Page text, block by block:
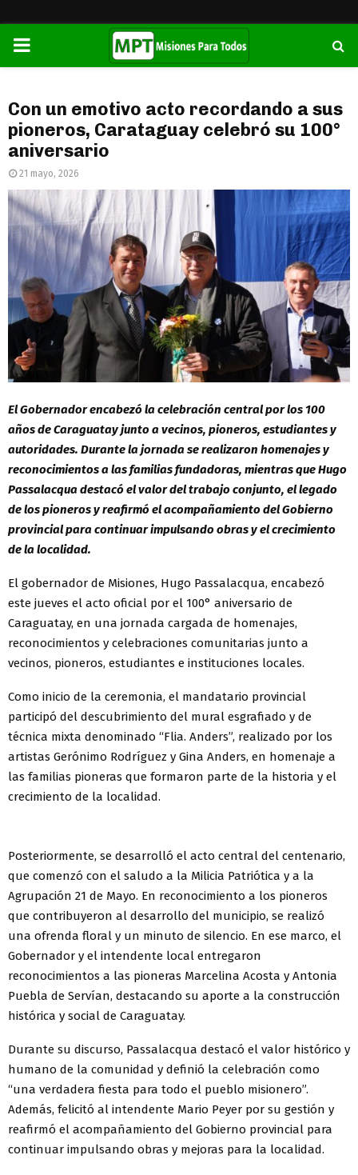
PRIMARY
Con un emotivo acto recordando a sus
pioneros, Carataguay celebró su 100°
aniversario
21 mayo, 2026
El Gobernador encabezó la celebración central por los 100
años de Caraguatay junto a vecinos, pioneros, estudiantes y
autoridades. Durante la jornada se realizaron homenajes y
reconocimientos a las familias fundadoras, mientras que Hugo
Passalacqua destacó el valor del trabajo conjunto, el legado
de los pioneros y reafirmó el acompañamiento del Gobierno
provincial para continuar impulsando obras y el crecimiento
de la localidad.
El gobernador de Misiones, Hugo Passalacqua, encabezó
este jueves el acto oficial por el 100° aniversario de
Caraguatay, en una jornada cargada de homenajes,
reconocimientos y celebraciones comunitarias junto a
vecinos, pioneros, estudiantes e instituciones locales.
Como inicio de la ceremonia, el mandatario provincial
participó del descubrimiento del mural esgrafiado y de
técnica mixta denominado “Flia. Anders”, realizado por los
artistas Gerónimo Rodríguez y Gina Anders, en homenaje a
las familias pioneras que formaron parte de la historia y el
crecimiento de la localidad.
Posteriormente, se desarrolló el acto central del centenario,
que comenzó con el saludo a la Milicia Patriótica y a la
Agrupación 21 de Mayo. En reconocimiento a los pioneros
que contribuyeron al desarrollo del municipio, se realizó
una ofrenda floral y un minuto de silencio. En ese marco, el
Gobernador y el intendente local entregaron
reconocimientos a las pioneras Marcelina Acosta y Antonia
Puebla de Servían, destacando su aporte a la construcción
histórica y social de Caraguatay.
Durante su discurso, Passalacqua destacó el valor histórico y
humano de la comunidad y definió la celebración como
“una verdadera fiesta para todo el pueblo misionero”.
Además, felicitó al intendente Mario Peyer por su gestión y
reafirmó el acompañamiento del Gobierno provincial para
continuar impulsando obras y mejoras para la localidad.